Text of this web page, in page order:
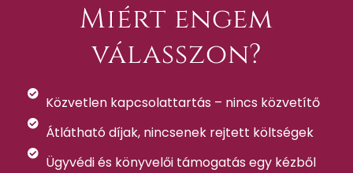
Miért engem
válasszon?
Közvetlen kapcsolattartás – nincs közvetítő
Átlátható díjak, nincsenek rejtett költségek
Ügyvédi és könyvelői támogatás egy kézből